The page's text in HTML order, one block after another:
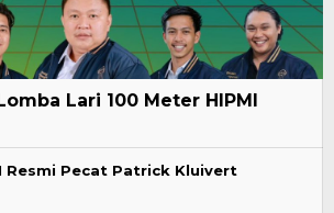
Lari 100 Meter HIPMI
Resmi Pecat Patrick Kluivert